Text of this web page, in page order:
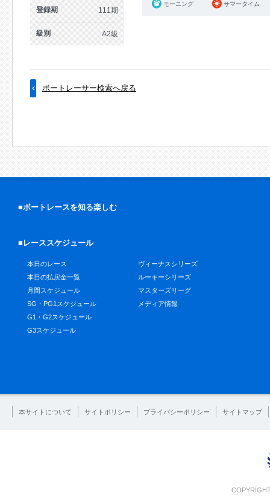
登録期 111期
級別 A2級
モーニング サマータイム
ボートレーサー検索へ戻る
■ボートレースを知る楽しむ
■レーススケジュール
本日のレース
本日の払戻金一覧
月間スケジュール
SG・PG1スケジュール
G1・G2スケジュール
G3スケジュール
ヴィーナスシリーズ
ルーキーシリーズ
マスターズリーグ
メディア情報
本サイトについて サイトポリシー プライバシーポリシー サイトマップ